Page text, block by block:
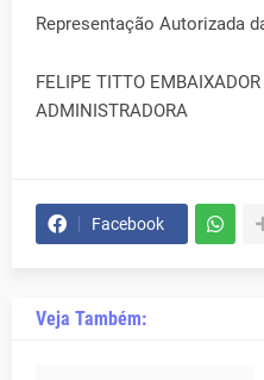
Representação Autorizada
FELIPE TITTO
ADMINISTRADORA
Facebook
Veja Também: